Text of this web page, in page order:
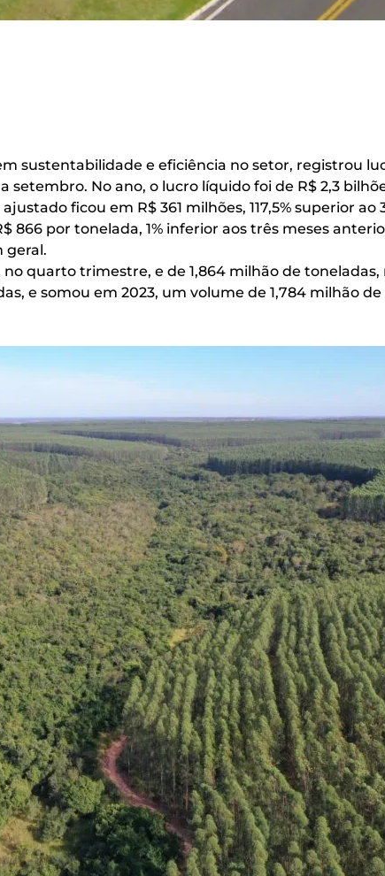
sustentabilidade e eficiência no setor, registrou
setembro. No ano, o lucro líquido foi de R$ 2,3
ficou em R$ 361 milhões, 117,5% superior ao
866 por tonelada, 1% inferior aos três meses
geral.
quarto trimestre, e de 1,864 milhão de
e somou em 2023, um volume de 1,784 milhão